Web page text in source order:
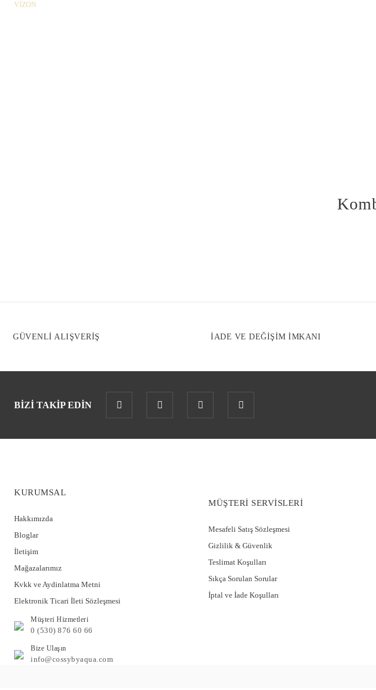
Kısa Kol Kruvaze Yaka Lohusa Pijama Takımı CossybyAqua 25642
%40
1.849,95 TL
1.109,97 TL
GÜVENLİ ALIŞVERİŞ İADE VE DEĞİŞİM İMKANI
BİZİ TAKİP EDİN
KURUMSAL
Hakkımızda
Bloglar
İletişim
Mağazalarımız
Kvkk ve Aydinlatma Metni
Elektronik Ticari İleti Sözleşmesi
MÜŞTERİ SERVİSLERİ
Mesafeli Satış Sözleşmesi
Gizlilik & Güvenlik
Teslimat Koşulları
Sıkça Sorulan Sorular
İptal ve İade Koşulları
Müşteri Hizmetleri
0 (530) 876 60 66
Bize Ulaşın
info@cossybyaqua.com